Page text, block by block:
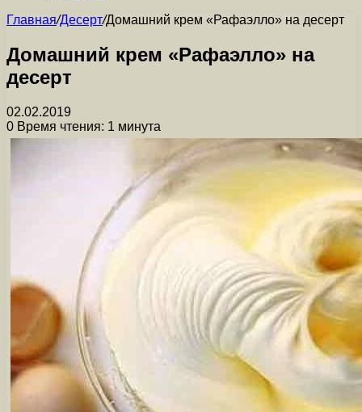
Главная/Десерт/Домашний крем «Рафаэлло» на десерт
Домашний крем «Рафаэлло» на
десерт
02.02.2019
0 Время чтения: 1 минута